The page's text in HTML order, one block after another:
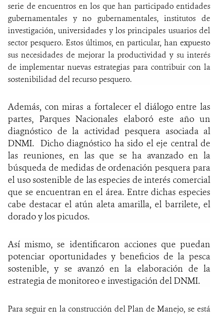
serie de encuentros en los que han participado entidades
gubernamentales y no gubernamentales, institutos de
investigación, universidades y los principales usuarios del
sector pesquero. Estos últimos, en particular, han expuesto
sus necesidades de mejorar la productividad y su interés
de implementar nuevas estrategias para contribuir con la
sostenibilidad del recurso pesquero.
Además, con miras a fortalecer el diálogo entre las
partes, Parques Nacionales elaboró este año un
diagnóstico de la actividad pesquera asociada al
DNMI. Dicho diagnóstico ha sido el eje central de
las reuniones, en las que se ha avanzado en la
búsqueda de medidas de ordenación pesquera para
el uso sostenible de las especies de interés comercial
que se encuentran en el área. Entre dichas especies
cabe destacar el atún aleta amarilla, el barrilete, el
dorado y los picudos.
Así mismo, se identificaron acciones que puedan
potenciar oportunidades y beneficios de la pesca
sostenible, y se avanzó en la elaboración de la
estrategia de monitoreo e investigación del DNMI.
Para seguir en la construcción del Plan de Manejo, se está